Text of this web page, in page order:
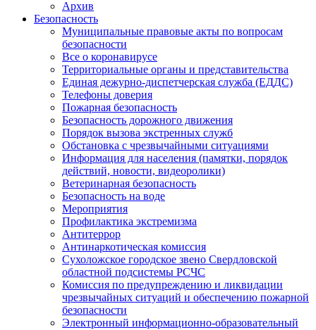
Архив
Безопасность
Муниципальные правовые акты по вопросам
безопасности
Все о коронавирусе
Территориальные органы и представительства
Единая дежурно-диспетчерская служба (ЕДДС)
Телефоны доверия
Пожарная безопасность
Безопасность дорожного движения
Порядок вызова экстренных служб
Обстановка с чрезвычайными ситуациями
Информация для населения (памятки, порядок
действий, новости, видеоролики)
Ветеринарная безопасность
Безопасность на воде
Мероприятия
Профилактика экстремизма
Антитеррор
Антинаркотическая комиссия
Сухоложское городское звено Свердловской
областной подсистемы РСЧС
Комиссия по предупреждению и ликвидации
чрезвычайных ситуаций и обеспечению пожарной
безопасности
Электронный информационно-образовательный